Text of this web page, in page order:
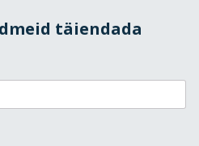
täiendada